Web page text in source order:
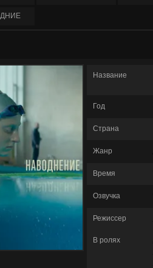
Название
Год
Страна
Жанр
Время
Озвучка
Режиссер
В ролях